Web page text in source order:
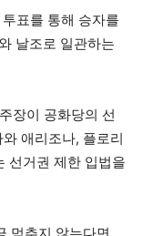
표를 통해 승자를
날조로 일관하는
장이 공화당의 선
애리조나, 플로리
선거권 제한 입법을